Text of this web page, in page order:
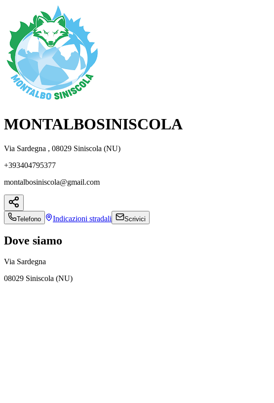
MONTALBOSINISCOLA
Via Sardegna , 08029 Siniscola (NU)
+393404795377
montalbosiniscola@gmail.com
Telefono Indicazioni stradali Scrivici
Dove siamo
Via Sardegna
08029 Siniscola (NU)